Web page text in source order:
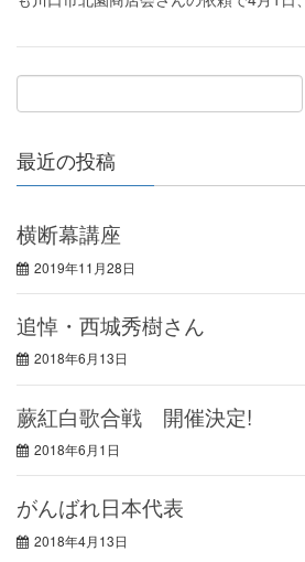
最近の投稿
横断幕講座
2019年11月28日
追悼・西城秀樹さん
2018年6月13日
蕨紅白歌合戦 開催決定!
2018年6月1日
がんばれ日本代表
2018年4月13日